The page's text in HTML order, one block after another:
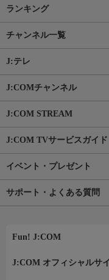
ランキング
チャンネル一覧
J:テレ
J:COMチャンネル
J:COM STREAM
J:COM TVサービスガイド
イベント・プレゼント
サポート・よくある質問
Fun! J:COM
J:COM オフィシャルサ